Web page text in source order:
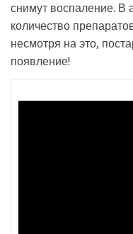
снимут воспаление. В
количество
несмотря на это,
появление!